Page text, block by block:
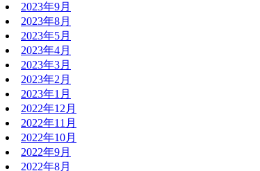
2023年9月
2023年8月
2023年5月
2023年4月
2023年3月
2023年2月
2023年1月
2022年12月
2022年11月
2022年10月
2022年9月
2022年8月